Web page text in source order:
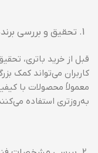
تحقیق و بررسی
قبل از خرید باتری،
کاربران می‌تواند کمک
معمولاً محصولات با
به‌روزتری استفاده